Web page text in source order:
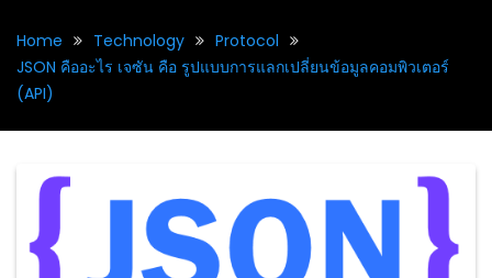
Home Technology
Protocol
JSON คืออะไร เจซัน คือ รูปแบบการแลกเปลี่ยนข้อมูลคอมพิวเตอร์
(API)